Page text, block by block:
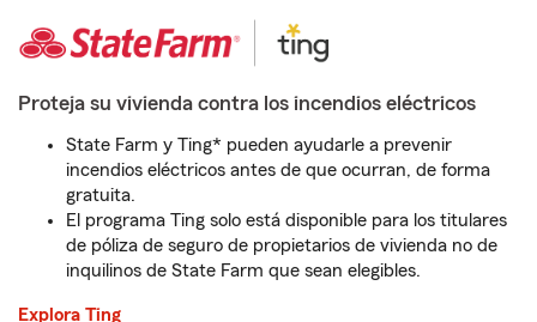
Proteja su vivienda contra los incendios eléctricos
State Farm y Ting* pueden ayudarle a prevenir
incendios eléctricos antes de que ocurran, de forma
gratuita.
El programa Ting solo está disponible para los titulares
de póliza de seguro de propietarios de vivienda no de
inquilinos de State Farm que sean elegibles.
Explora Ting